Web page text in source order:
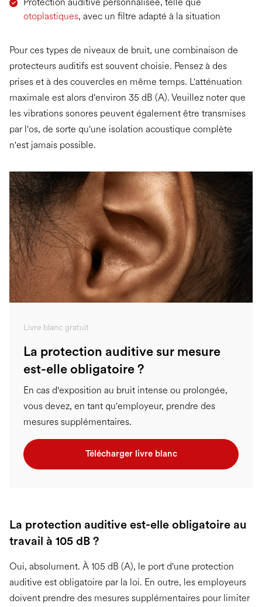
otoplastiques, avec un filtre adapté à la situation
Pour ces types de niveaux de bruit, une combinaison de
protecteurs auditifs est souvent choisie. Pensez à des
prises et à des couvercles en même temps. L'atténuation
maximale est alors d'environ 35 dB (A). Veuillez noter que
les vibrations sonores peuvent également être transmises
par l'os, de sorte qu'une isolation acoustique complète
n'est jamais possible.
Livre blanc gratuit
La protection auditive sur mesure
est-elle obligatoire ?
En cas d'exposition au bruit intense ou prolongée,
vous devez, en tant qu'employeur, prendre des
mesures supplémentaires.
Télécharger livre blanc
La protection auditive est-elle obligatoire au
travail à 105 dB ?
Oui, absolument. À 105 dB (A), le port d'une protection
auditive est obligatoire par la loi. En outre, les employeurs
doivent prendre des mesures supplémentaires pour limiter